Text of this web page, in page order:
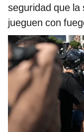
seguridad que la
jueguen con